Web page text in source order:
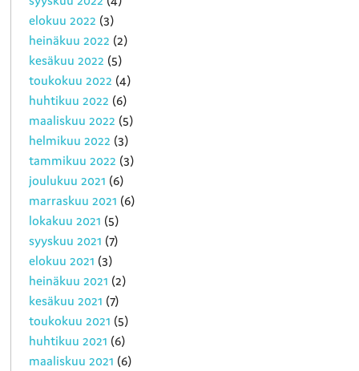
elokuu 2022 (3)
heinäkuu 2022 (2)
kesäkuu 2022 (5)
toukokuu 2022 (4)
huhtikuu 2022 (6)
maaliskuu 2022 (5)
helmikuu 2022 (3)
tammikuu 2022 (3)
joulukuu 2021 (6)
marraskuu 2021 (6)
lokakuu 2021 (5)
syyskuu 2021 (7)
elokuu 2021 (3)
heinäkuu 2021 (2)
kesäkuu 2021 (7)
toukokuu 2021 (5)
huhtikuu 2021 (6)
maaliskuu 2021 (6)